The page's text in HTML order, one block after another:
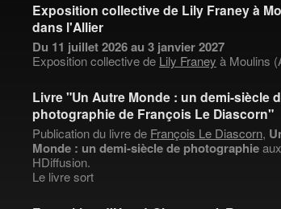
Exposition collective de Lily Franey à
dans l'Allier
Du 11 juillet 2026 au 3 janvier 2027
Exposition collective de Lily Franey à Moulins
Livre "Un Autre Monde : un demi-siècle
photographie de François Le Diascorn"
Publication du livre de François Le Diascorn,
Monde : un demi-siècle de photographie
HDiffusion.
Le livre sort